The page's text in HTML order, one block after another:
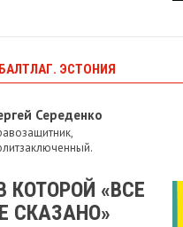
ЭСТОНИЯ
Середенко
КОТОРОЙ «ВСЕ
СКАЗАНО»